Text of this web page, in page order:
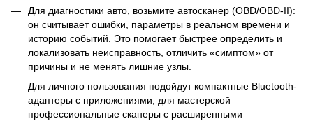
Для диагностики авто, возьмите автосканер (OBD/OBD-II):
он считывает ошибки, параметры в реальном времени и
историю событий. Это помогает быстрее определить и
локализовать неисправность, отличить «симптом» от
причины и не менять лишние узлы.
Для личного пользования подойдут компактные Bluetooth-
адаптеры с приложениями; для мастерской —
профессиональные сканеры с расширенными